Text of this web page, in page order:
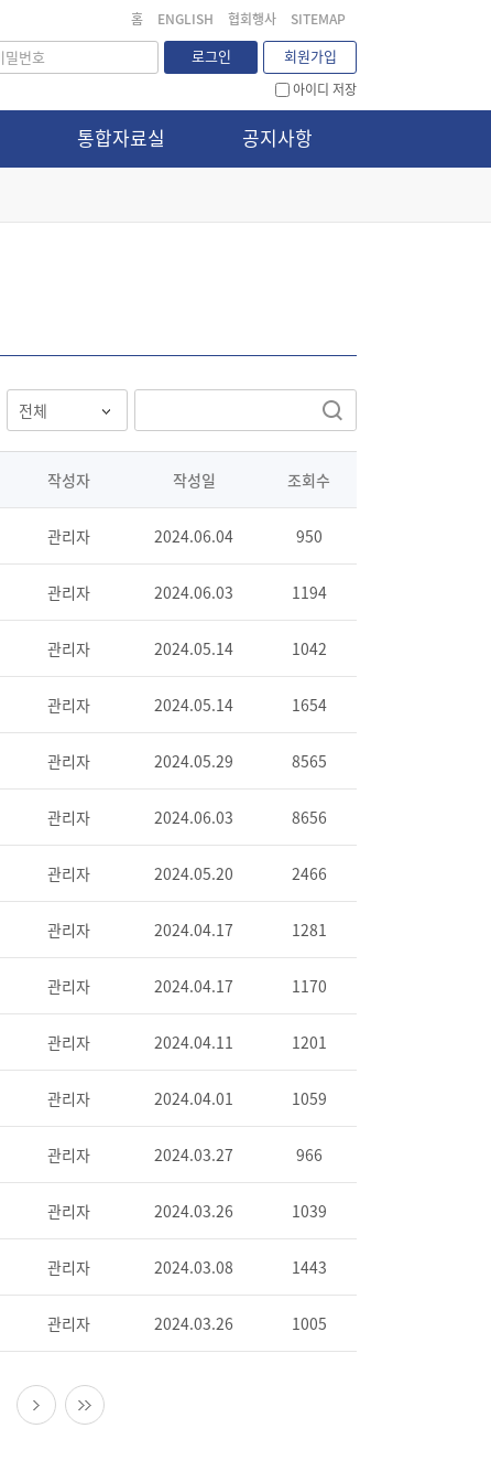
홈 ENGLISH 협회행사 SITEMAP
로그인 회원가입
아이디 저장
통합자료실 공지사항
작성자 작성일 조회수
관리자 2024.06.04 950
관리자 2024.06.03 1194
관리자 2024.05.14 1042
관리자 2024.05.14 1654
관리자 2024.05.29 8565
관리자 2024.06.03 8656
관리자 2024.05.20 2466
관리자 2024.04.17 1281
관리자 2024.04.17 1170
관리자 2024.04.11 1201
관리자 2024.04.01 1059
관리자 2024.03.27 966
관리자 2024.03.26 1039
관리자 2024.03.08 1443
관리자 2024.03.26 1005